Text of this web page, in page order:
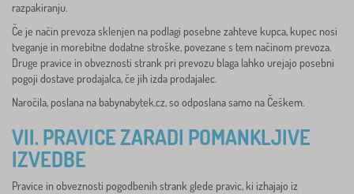
razpakiranju.
Če je način prevoza sklenjen na podlagi posebne zahteve kupca, kupec nosi
tveganje in morebitne dodatne stroške, povezane s tem načinom prevoza.
Druge pravice in obveznosti strank pri prevozu blaga lahko urejajo posebni
pogoji dostave prodajalca, če jih izda prodajalec.
Naročila, poslana na babynabytek.cz, so odposlana samo na Češkem.
VII. PRAVICE ZARADI POMANKLJIVE
IZVEDBE
Pravice in obveznosti pogodbenih strank glede pravic, ki izhajajo iz